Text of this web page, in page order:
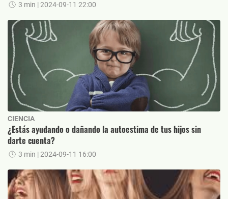
3 min | 2024-09-11 22:00
CIENCIA
¿Estás ayudando o dañando la autoestima de tus hijos sin
darte cuenta?
3 min | 2024-09-11 16:00